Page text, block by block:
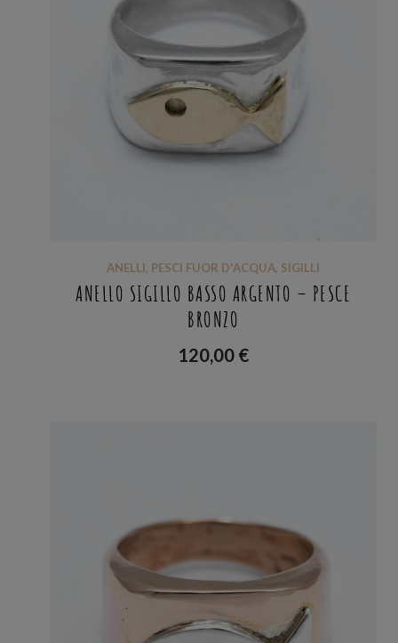
ANELLI, PESCI FUOR D'ACQUA, SIGILLI
ANELLO SIGILLO BASSO ARGENTO – PESCE
BRONZO
120,00 €